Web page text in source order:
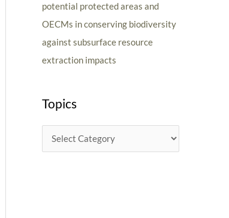
potential protected areas and
OECMs in conserving biodiversity
against subsurface resource
extraction impacts
Topics